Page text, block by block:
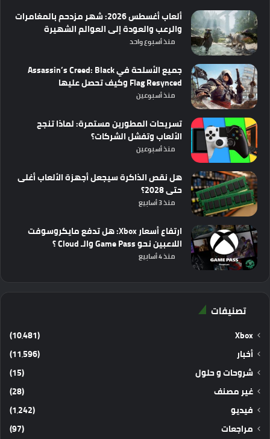
ألعاب أغسطس 2026: شهر مزدحم بالمغامرات
والرعب والعودة إلى العوالم الشهيرة
منذ أسبوع واحد
جميع الأسلحة في Assassin’s Creed: Black
Flag Resynced وكيف تحصل عليها
منذ أسبوعين
تسريحات المطورين مستمرة: لماذا تنجح
الألعاب وتفشل الشركات؟
منذ أسبوعين
هل نقص الذاكرة سيجعل أجهزة الألعاب أغلى
حتى 2028؟
منذ 3 أسابيع
ارتفاع أسعار Xbox: هل تدفع مايكروسوفت
اللاعبين نحو Game Pass والـ Cloud ؟
منذ 4 أسابيع
تصنيفات
Xbox
(10٬481)
أخبار
(11٬596)
شروحات و حلول
(15)
غير مصنف
(28)
فيديو
(1٬242)
مراجعات
(97)